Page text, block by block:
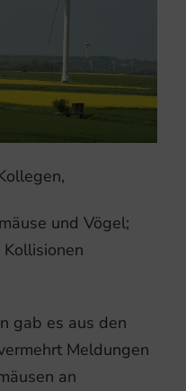
und Vögel;
gab es aus den
Meldungen
an